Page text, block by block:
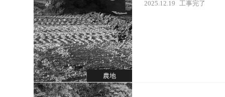
農地
2025.12.19 工事完了